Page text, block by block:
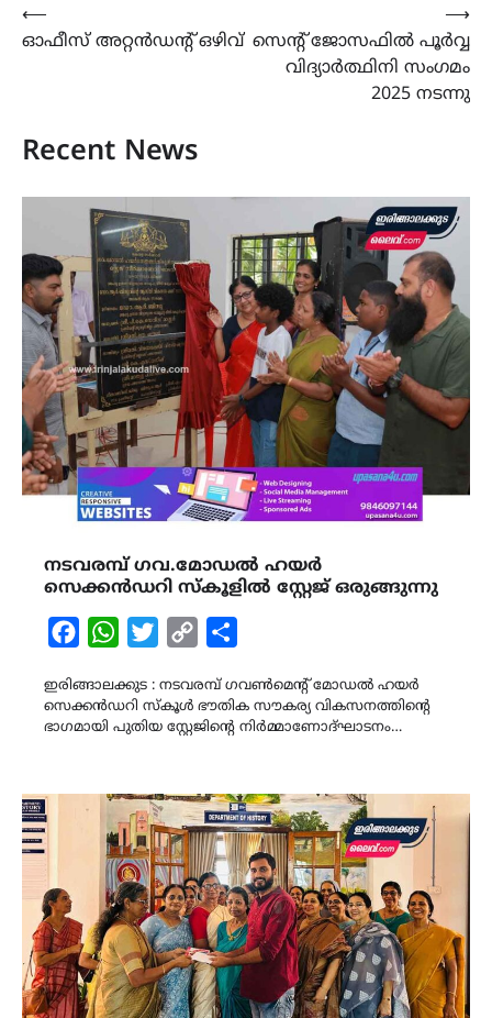
Post
navigation
⟵
ഓഫീസ് അറ്റൻഡന്റ് ഒഴിവ് സെന്റ് ജോസഫിൽ പൂർവ്വ
വിദ്യാർത്ഥിനി സംഗമം
2025 നടന്നു
⟶
Recent News
നടവരമ്പ് ഗവ.മോഡൽ ഹയർ
സെക്കൻഡറി സ്കൂളിൽ സ്റ്റേജ് ഒരുങ്ങുന്നു
FacebookWhatsAppTwitterCopy
ഇരിങ്ങാലക്കുട : നടവരമ്പ് ഗവൺമെന്‍റ് മോഡൽ ഹയർ
സെക്കൻഡറി സ്കൂൾ ഭൗതിക സൗകര്യ വികസനത്തിന്‍റെ
ഭാഗമായി പുതിയ സ്റ്റേജിന്‍റെ നിർമ്മാണോദ്ഘാടനം…